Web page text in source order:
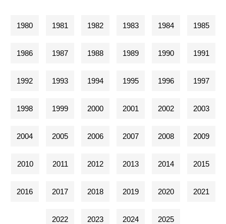
1980 1981 1982 1983 1984 1985
1986 1987 1988 1989 1990 1991
1992 1993 1994 1995 1996 1997
1998 1999 2000 2001 2002 2003
2004 2005 2006 2007 2008 2009
2010 2011 2012 2013 2014 2015
2016 2017 2018 2019 2020 2021
2022 2023 2024 2025